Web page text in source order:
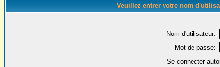
Veuillez entrer votre nom
Nom d'utilisateur:
Mot de passe:
Se connecter